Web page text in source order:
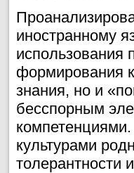
иностранному
использования
формирования
знания, но и
бесспорным
культурами
толерантности